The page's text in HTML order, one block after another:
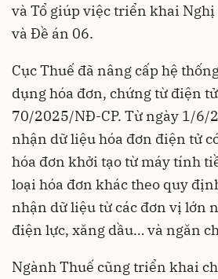
và Tổ giúp việc triển khai
và Đề án 06.
Cục Thuế đã nâng cấp hệ
dụng hóa đơn, chứng từ điện
70/2025/NĐ-CP. Từ ngày 1/6/
nhận dữ liệu hóa đơn điện tử
hóa đơn khởi tạo từ máy tính
loại hóa đơn khác theo quy
nhận dữ liệu từ các đơn vị lớn
điện lực, xăng dầu… và ngăn
Ngành Thuế cũng triển khai